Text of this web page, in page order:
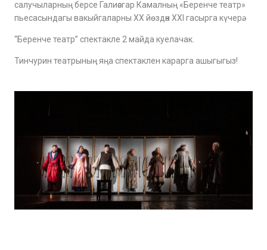
салучыларның берсе Галиәсгар Камалның «Беренче театр»
пьесасындагы вакыйгаларны XX йөздән XXI гасырга күчерә.
“Беренче театр” спектакле 2 майда куелачак.
Тинчурин театрының яңа спектаклен карарга ашыгыгыз!